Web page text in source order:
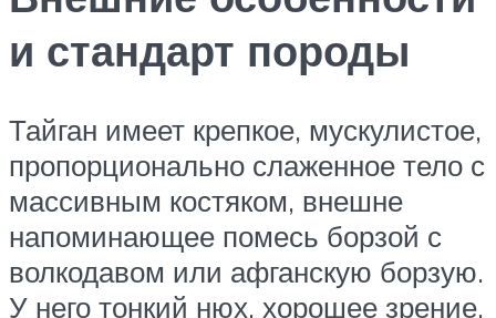
и стандарт породы
Тайган имеет крепкое, мускулистое,
пропорционально слаженное тело с
массивным костяком, внешне
напоминающее помесь борзой с
волкодавом или афганскую борзую.
У него тонкий нюх, хорошее зрение,